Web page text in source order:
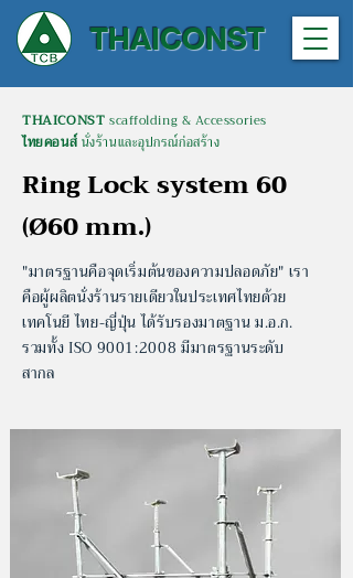
THAICONST
THAICONST scaffolding & Accessories
ไทยคอนส์ นั่งร้านและอุปกรณ์ก่อสร้าง
Ring Lock system 60
(Ø60 mm.)
"มาตรฐานคือจุดเริ่มต้นของความปลอดภัย" เรา
คือผู้ผลิตนั่งร้านรายเดียวในประเทศไทยด้วย
เทคโนยี ไทย-ญี่ปุ่นได้รับรองมาตฐาน ม.อ.ก.
รวมทั้ง ISO 9001:2008 มีมาตรฐานระดับ
สากล